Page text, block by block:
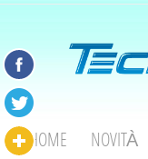
HOME NOVITÀ